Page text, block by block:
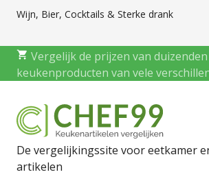
Wijn, Bier, Cocktails & Sterke drank
Vergelijk de prijzen van duizenden
keukenproducten van vele
De vergelijkingssite voor eetkamer
artikelen